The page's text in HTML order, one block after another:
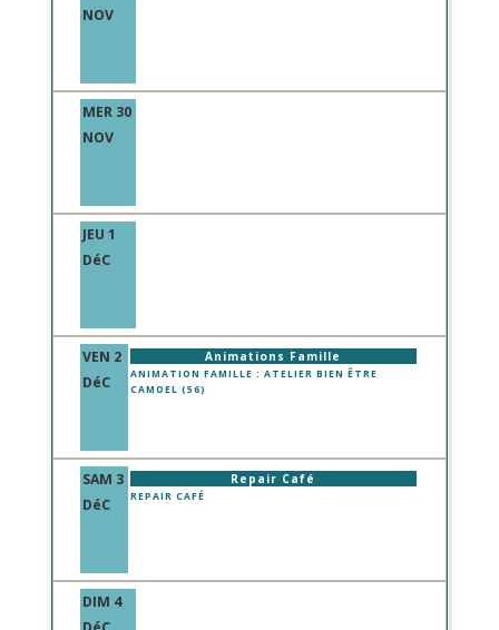
NOV
MER 30
NOV
JEU 1
DéC
VEN 2
DéC
Animations Famille
ANIMATION FAMILLE : ATELIER BIEN ÊTRE
CAMOEL (56)
SAM 3
DéC
Repair Café
REPAIR CAFÉ
DIM 4